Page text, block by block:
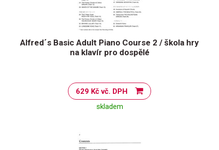
Alfred´s Basic Adult Piano Course 2 / škola hry
na klavír pro dospělé
629 Kč vč. DPH
skladem